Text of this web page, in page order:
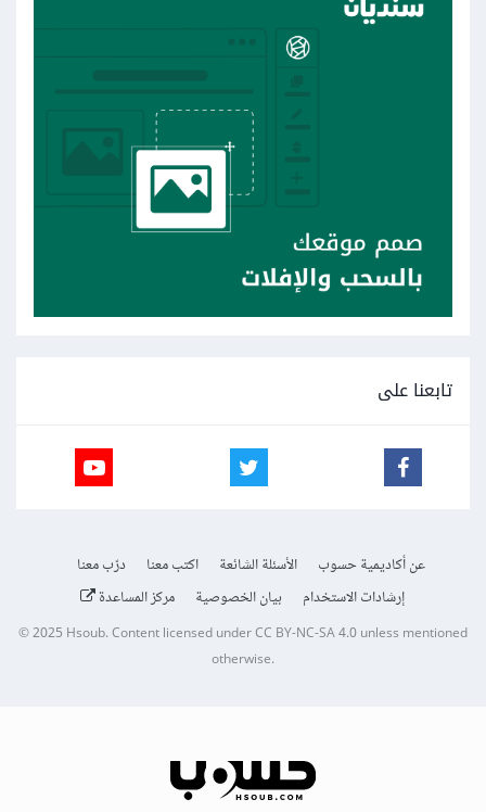
تابعنا على
عن أكاديمية حسوب الأسئلة الشائعة اكتب معنا
درّب معنا
إرشادات الاستخدام
بيان الخصوصية مركز المساعدة
© 2025Hsoub.Content licensed underCC BY-NC-SA 4.0unless mentioned
otherwise.